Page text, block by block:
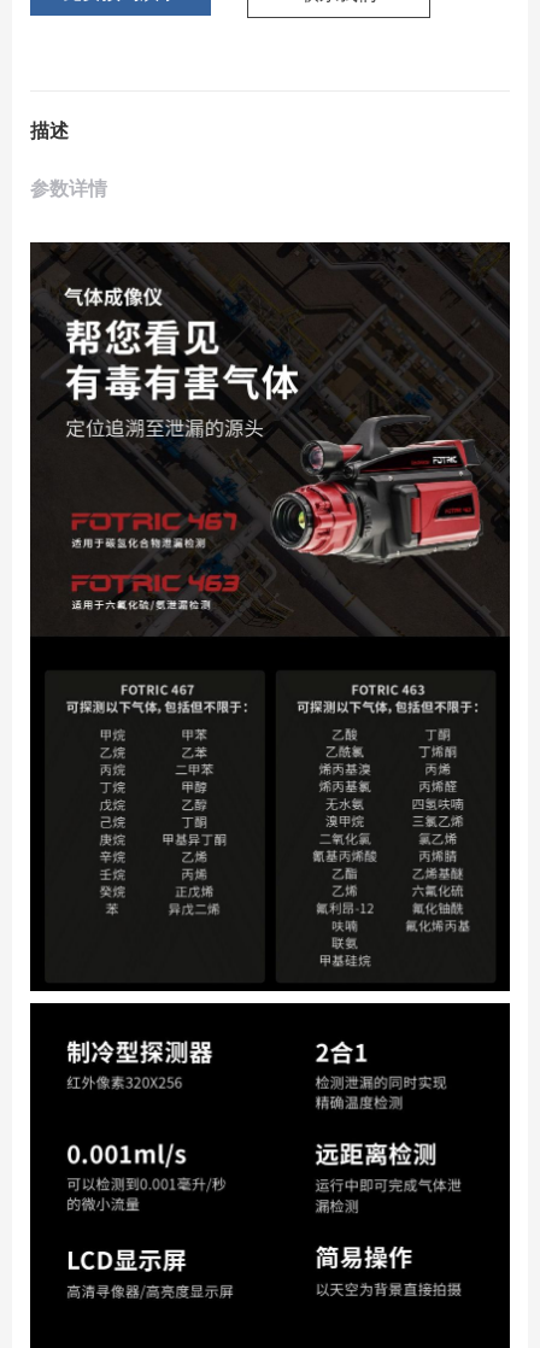
描述
参数详情